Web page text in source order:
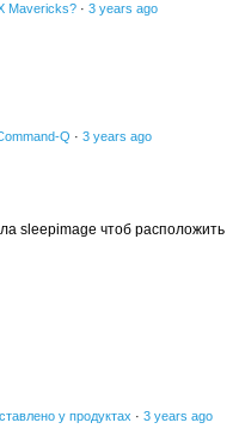
Mavericks? · 3 years ago
Q · 3 years ago
sleepimage чтоб расположить
у продуктах · 3 years ago